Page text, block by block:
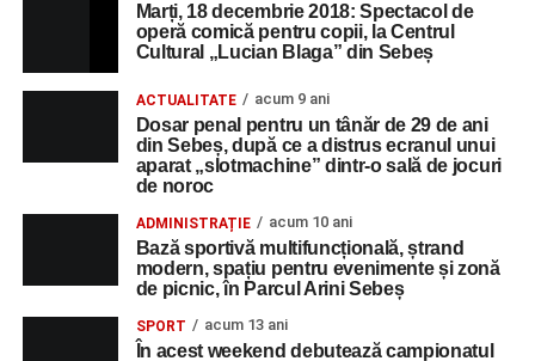
Marți, 18 decembrie 2018: Spectacol de
operă comică pentru copii, la Centrul
Cultural „Lucian Blaga” din Sebeș
ACTUALITATE acum 9 ani
Dosar penal pentru un tânăr de 29 de ani
din Sebeș, după ce a distrus ecranul unui
aparat „slotmachine” dintr-o sală de jocuri
de noroc
ADMINISTRAȚIE acum 10 ani
Bază sportivă multifuncțională, ștrand
modern, spațiu pentru evenimente și zonă
de picnic, în Parcul Arini Sebeș
SPORT acum 13 ani
În acest weekend debutează campionatul